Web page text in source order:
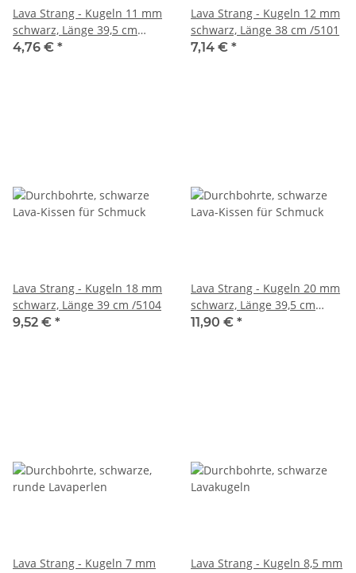
Lava Strang - Kugeln 11 mm
schwarz, Länge 39,5 cm
/5057
4,76 € *
Lava Strang - Kugeln 12 mm
schwarz, Länge 38 cm /5101
7,14 € *
Lava Strang - Kugeln 18 mm
schwarz, Länge 39 cm /5104
9,52 € *
Lava Strang - Kugeln 20 mm
schwarz, Länge 39,5 cm
/5105
11,90 € *
Lava Strang - Kugeln 7 mm
Lava Strang - Kugeln 8,5 mm